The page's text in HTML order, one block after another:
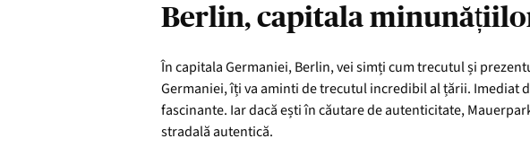
Berlin, capitala
În capitala Germaniei, Berlin, vei simți cum trecutul și
Germaniei, îți va aminti de trecutul incredibil al țării. Imediat
fascinante. Iar dacă ești în căutare de autenticitate,
stradală autentică.